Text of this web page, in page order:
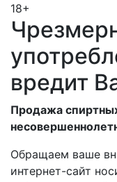
18+
вредит
Продажа
Обращаем ваше
интернет-сайт